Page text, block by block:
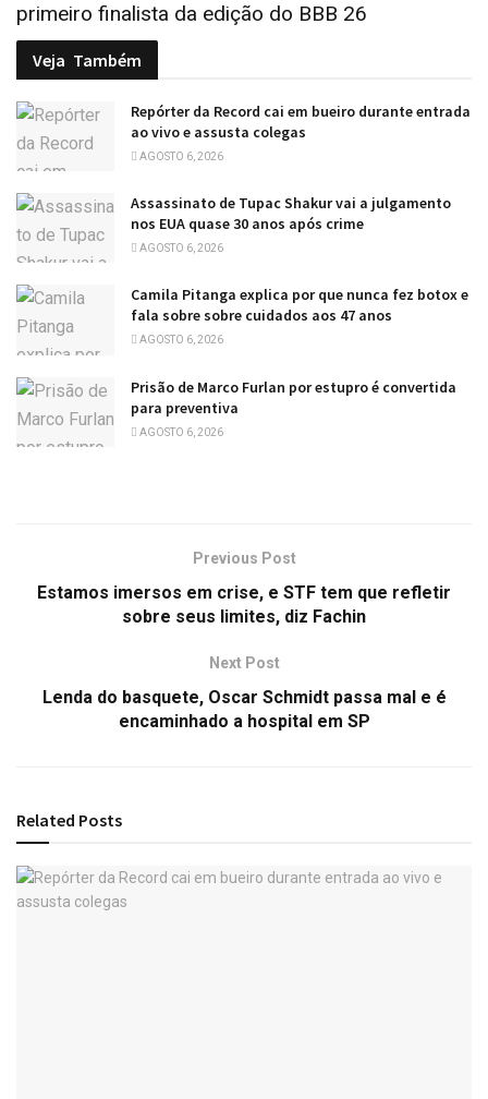
primeiro finalista da edição do BBB 26
Veja Também
Repórter da Record cai em bueiro durante entrada
ao vivo e assusta colegas
AGOSTO 6, 2026
Assassinato de Tupac Shakur vai a julgamento
nos EUA quase 30 anos após crime
AGOSTO 6, 2026
Camila Pitanga explica por que nunca fez botox e
fala sobre sobre cuidados aos 47 anos
AGOSTO 6, 2026
Prisão de Marco Furlan por estupro é convertida
para preventiva
AGOSTO 6, 2026
Previous Post
Estamos imersos em crise, e STF tem que refletir
sobre seus limites, diz Fachin
Next Post
Lenda do basquete, Oscar Schmidt passa mal e é
encaminhado a hospital em SP
Related Posts